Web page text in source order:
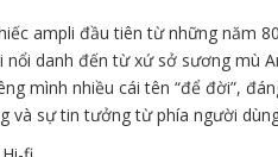
ampli đầu tiên từ những năm
danh đến từ xứ sở sương mù
mình nhiều cái tên “để đời”,
và sự tin tưởng từ phía người